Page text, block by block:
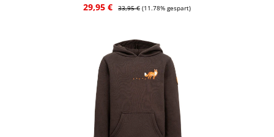
Verkaufspreis:
29,95 € Regulärer Preis:
33,95 € (11.78% gespart)